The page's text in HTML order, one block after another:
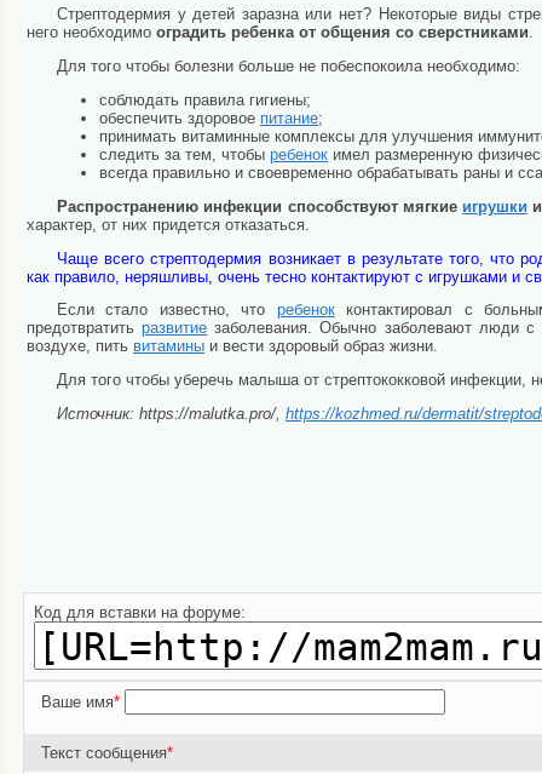
Стрептодермия у детей заразна или нет? Некоторые виды
него необходимо оградить ребенка от общения со сверстниками.
Для того чтобы болезни больше не побеспокоила необходимо:
соблюдать правила гигиены;
обеспечить здоровое питание;
принимать витаминные комплексы для улучшения
следить за тем, чтобы ребенок имел размеренную
всегда правильно и своевременно обрабатывать раны и
Распространению инфекции способствуют мягкие игрушки
характер, от них придется отказаться.
Чаще всего стрептодермия возникает в результате того, что
как правило, неряшливы, очень тесно контактируют с игрушками и
Если стало известно, что ребенокконтактировал с
предотвратитьразвитие заболевания. Обычно заболевают люди
воздухе, пить витамины и вести здоровый образ жизни.
Для того чтобы уберечь малыша от стрептококковой
Источник: https://malutka.pro/, https://kozhmed.ru/dermatit/
Код для вставки на форуме:
Ваше имя*
Текст сообщения*